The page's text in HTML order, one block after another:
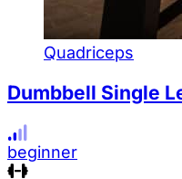
Quadriceps
Dumbbell Single
beginner